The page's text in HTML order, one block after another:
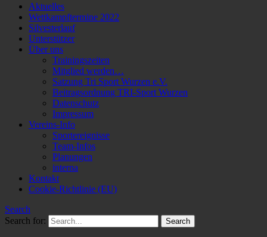
Aktuelles
Wettkampftermine 2022
Silvesterlauf
Unterstützer
Über uns
Trainingszeiten
Mitglied werden…
Satzung Tri Sport Wurzen e.V.
Beitragsordnung TRI-Sport Wurzen
Datenschutz
Impressum
Vereins-Info
Sportereignisse
Team-Infos
Planungen
interna
Kontakt
Cookie-Richtlinie (EU)
Search
Search for: